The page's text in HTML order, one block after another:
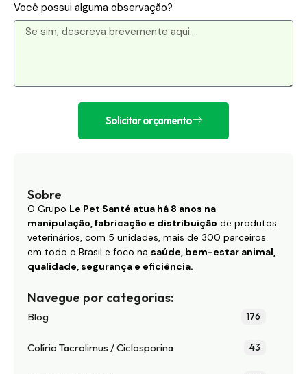
Sobre
O Grupo Le Pet Santé atua há 8 anos na
manipulação, fabricação e distribuição de produtos
veterinários, com 5 unidades, mais de 300 parceiros
em todo o Brasil e foco na saúde, bem-estar animal,
qualidade, segurança e eficiência.
Navegue por categorias:
Blog 176
Colírio Tacrolimus / Ciclosporina 43
Você possui alguma observação?
Solicitar orçamento